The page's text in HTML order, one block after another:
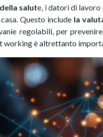
salute, i datori di
Questo include la
regolabili, per
working è altrettanto